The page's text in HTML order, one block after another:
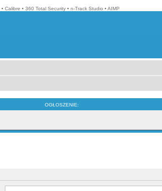
• Calibre • 360 Total Security • n-Track Studio • AIMP
OGŁOSZENIE: